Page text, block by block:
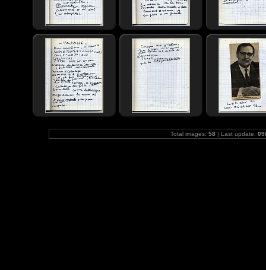
Total images: 58 | Last update: